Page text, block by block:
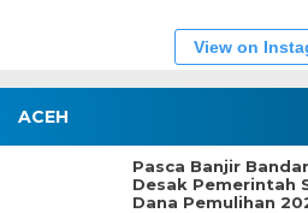
View on
ACEH
Pasca Banjir
Desak Pemerintah
Dana Pemulihan